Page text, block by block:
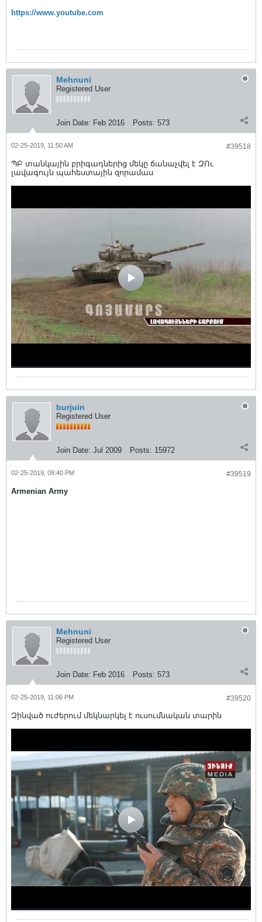
https://www.youtube.com
Mehnuni
Registered User
Join Date: Feb 2016 Posts: 573
#39518
02-25-2019, 11:50 AM
ՊԲ տանկային բրիգադներից մեկը ճանաչվել է ԶՈւ
լավագույն պահեստային զորամաս
burjuin
Registered User
Join Date: Jul 2009 Posts: 15972
#39519
02-25-2019, 09:40 PM
Armenian Army
Mehnuni
Registered User
Join Date: Feb 2016 Posts: 573
#39520
02-25-2019, 11:06 PM
Զինված ուժերում մեկնարկել է ուսումնական տարին